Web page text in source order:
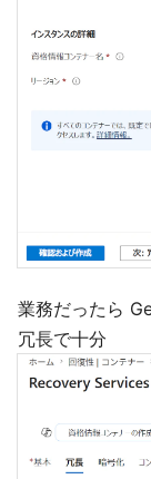
業務だったら
冗長で十分